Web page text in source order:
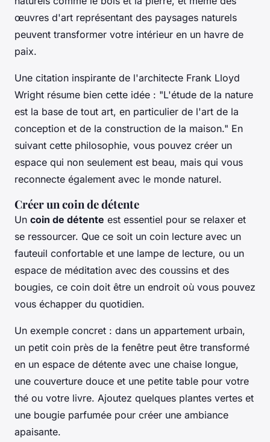
œuvres d'art représentant des paysages naturels
peuvent transformer votre intérieur en un havre de
paix.
Une citation inspirante de l'architecte Frank Lloyd
Wright résume bien cette idée : "L'étude de la nature
est la base de tout art, en particulier de l'art de la
conception et de la construction de la maison." En
suivant cette philosophie, vous pouvez créer un
espace qui non seulement est beau, mais qui vous
reconnecte également avec le monde naturel.
Créer un coin de détente
Un coin de détente est essentiel pour se relaxer et
se ressourcer. Que ce soit un coin lecture avec un
fauteuil confortable et une lampe de lecture, ou un
espace de méditation avec des coussins et des
bougies, ce coin doit être un endroit où vous pouvez
vous échapper du quotidien.
Un exemple concret : dans un appartement urbain,
un petit coin près de la fenêtre peut être transformé
en un espace de détente avec une chaise longue,
une couverture douce et une petite table pour votre
thé ou votre livre. Ajoutez quelques plantes vertes et
une bougie parfumée pour créer une ambiance
apaisante.